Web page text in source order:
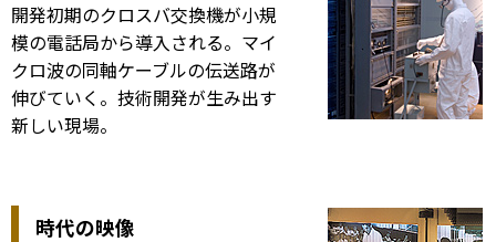
開発初期のクロスバ交換機が小規
模の電話局から導入される。マイ
クロ波の同軸ケーブルの伝送路が
伸びていく。技術開発が生み出す
新しい現場。
時代の映像